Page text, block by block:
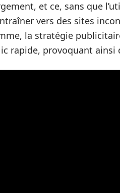
et ce, sans que
vers des sites
la stratégie
rapide, provoquant ainsi